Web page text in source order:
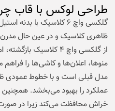
طراحی لوکس با قاب
گلکسی واچ ۶ کلاسیک با
ظاهری کلاسیک و در عین حال
از گلکسی واچ ۴ کلاسیک
مدل قبلی است و با خطوط عمودی
عملکرد را بهبود می‌بخشد. همچنین
خراش محافظت می‌کند زیرا در